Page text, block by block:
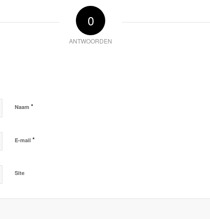
0
ANTWOORDEN
Naam *
E-mail *
Site